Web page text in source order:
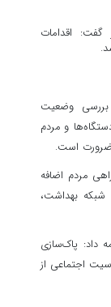
گفت: اقدامات
وضعیت
و مردم
ضرورت است.
مردم اضافه
شبکه بهداشت،
داد: پاک‌سازی
اجتماعی از